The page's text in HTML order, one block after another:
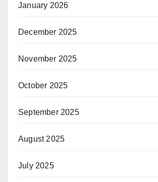
January 2026
December 2025
November 2025
October 2025
September 2025
August 2025
July 2025